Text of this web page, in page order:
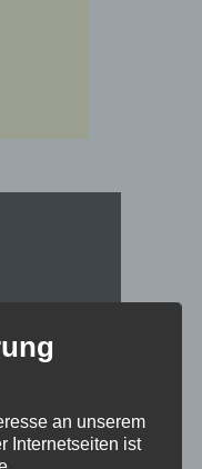
an unserem
Internetseiten ist